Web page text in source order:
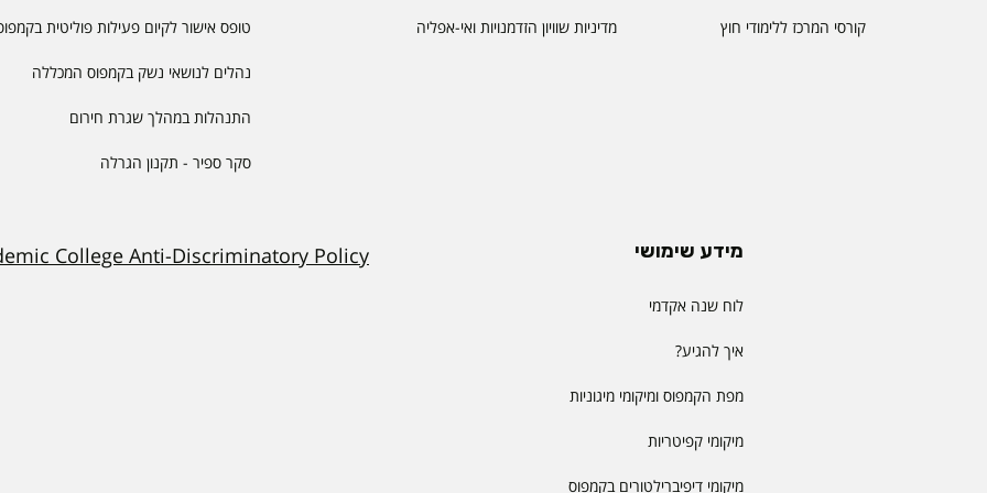
קורסי המרכז ללימודי חוץ מדיניות שוויון הזדמנויות ואי-אפליה טופס אישור לקיום פעילות פוליטית
נהלים לנושאי נשק בקמפוס המכללה
התנהלות במהלך שגרת חירום
סקר ספיר - תקנון הגרלה
מידע שימושי
לוח שנה אקדמי
איך להגיע?
מפת הקמפוס ומיקומי מיגוניות
מיקומי קפיטריות
מיקומי דיפיברילטורים בקמפוס
College Anti-Discriminatory Policy